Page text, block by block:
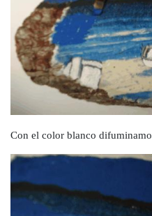
Con el color blanco